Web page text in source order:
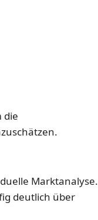
die
Marktanalyse.
deutlich über